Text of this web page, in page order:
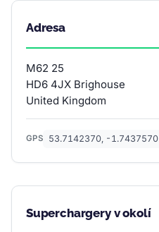
Adresa
M62 25
HD6 4JX Brighouse
United Kingdom
GPS 53.7142370, -1.7437570
Superchargery v okolí